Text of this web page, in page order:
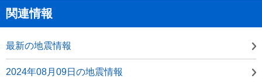
関連情報
最新の地震情報
2024年08月09日の地震情報